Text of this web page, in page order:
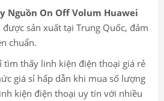
Nguồn On Off Volum Huawei
được sản xuất tại Trung Quốc, đảm
chuẩn.
tìm thấy linh kiện điện thoại giá rẻ
giá sỉ hấp dẫn khi mua số lượng
kiện điện thoại uy tín với nhiều